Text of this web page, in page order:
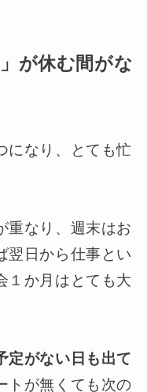
が休む間がな
になり、とても忙
重なり、週末はお
翌日から仕事とい
１か月はとても大
定がない日も出て
トが無くても次の